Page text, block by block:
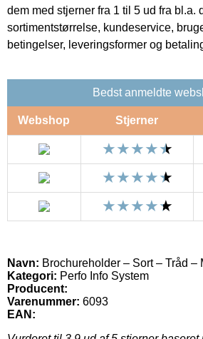
dem med stjerner fra 1 til 5 ud fra bl.a.
sortimentstørrelse, kundeservice,
betingelser, leveringsformer og
Bedst anmeldte
Webshop Stjerner
Navn: Brochureholder – Sort – Tråd –
Kategori: Perfo Info System
Producent:
Varenummer: 6093
EAN: